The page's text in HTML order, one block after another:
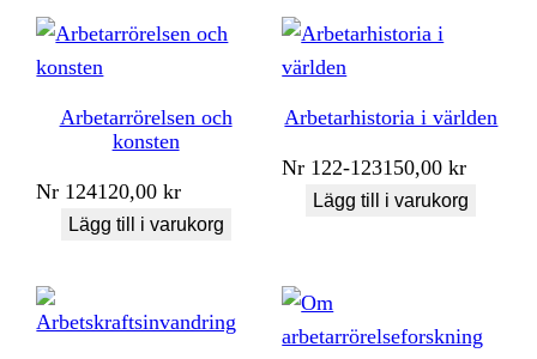
Arbetarrörelsen och
konsten
Nr 124120,00kr
Lägg till i varukorg
Arbetarhistoria i världen
Nr 122-123150,00kr
Lägg till i varukorg